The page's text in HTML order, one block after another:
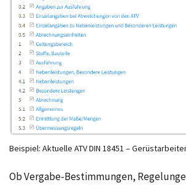
Beispiel: Aktuelle ATV DIN 18451 –
Ob Vergabe-Bestimmungen,